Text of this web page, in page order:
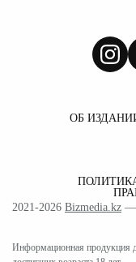
ОБ
2021-2026 Bizmedia.kz —
Информационная продукция